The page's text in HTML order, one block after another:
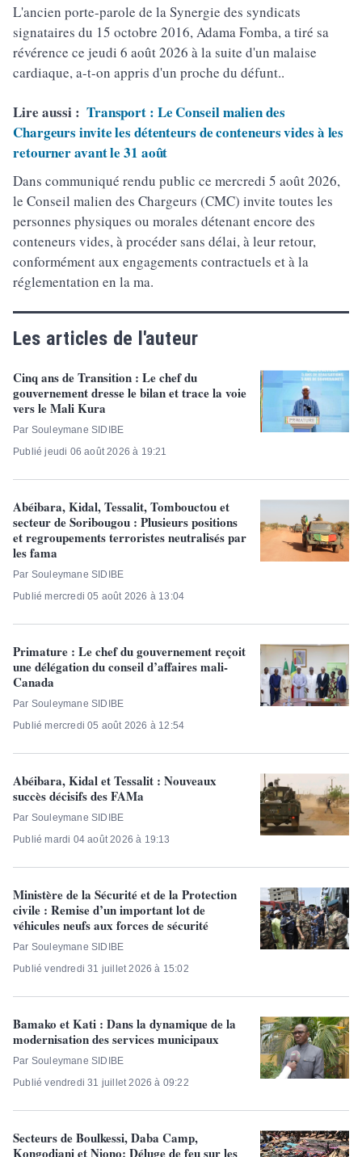
L'ancien porte-parole de la Synergie des syndicats
signataires du 15 octobre 2016, Adama Fomba, a tiré sa
révérence ce jeudi 6 août 2026 à la suite d'un malaise
cardiaque, a-t-on appris d'un proche du défunt..
Lire aussi : Transport : Le Conseil malien des
Chargeurs invite les détenteurs de conteneurs vides à les
retourner avant le 31 août
Dans communiqué rendu public ce mercredi 5 août 2026,
le Conseil malien des Chargeurs (CMC) invite toutes les
personnes physiques ou morales détenant encore des
conteneurs vides, à procéder sans délai, à leur retour,
conformément aux engagements contractuels et à la
réglementation en la ma.
Les articles de l'auteur
Cinq ans de Transition : Le chef du
gouvernement dresse le bilan et trace la voie
vers le Mali Kura
Par Souleymane SIDIBE
Publié jeudi 06 août 2026 à 19:21
Abéibara, Kidal, Tessalit, Tombouctou et
secteur de Soribougou : Plusieurs positions
et regroupements terroristes neutralisés par
les fama
Par Souleymane SIDIBE
Publié mercredi 05 août 2026 à 13:04
Primature : Le chef du gouvernement reçoit
une délégation du conseil d’affaires mali-
Canada
Par Souleymane SIDIBE
Publié mercredi 05 août 2026 à 12:54
Abéibara, Kidal et Tessalit : Nouveaux
succès décisifs des FAMa
Par Souleymane SIDIBE
Publié mardi 04 août 2026 à 19:13
Ministère de la Sécurité et de la Protection
civile : Remise d’un important lot de
véhicules neufs aux forces de sécurité
Par Souleymane SIDIBE
Publié vendredi 31 juillet 2026 à 15:02
Bamako et Kati : Dans la dynamique de la
modernisation des services municipaux
Par Souleymane SIDIBE
Publié vendredi 31 juillet 2026 à 09:22
Secteurs de Boulkessi, Daba Camp,
Kongodiani et Niono:​ Déluge de feu sur les